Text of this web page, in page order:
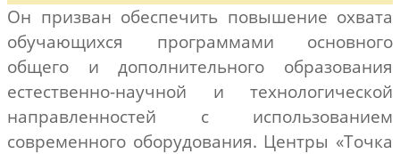
Он призван обеспечить повышение охвата
обучающихся программами основного
общего и дополнительного образования
естественно-научной и технологической
направленностей с использованием
современного оборудования. Центры «Точка